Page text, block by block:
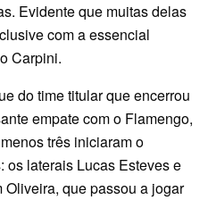
Evidente que muitas delas
com a essencial
Carpini.
do time titular que encerrou
empate com o Flamengo,
três iniciaram o
os laterais Lucas Esteves e
que passou a jogar